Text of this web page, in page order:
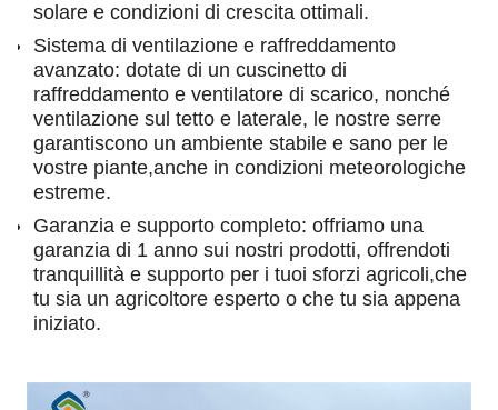
solare e condizioni di crescita ottimali.
Sistema di ventilazione e raffreddamento
avanzato: dotate di un cuscinetto di
raffreddamento e ventilatore di scarico, nonché
ventilazione sul tetto e laterale, le nostre serre
garantiscono un ambiente stabile e sano per le
vostre piante,anche in condizioni meteorologiche
estreme.
Garanzia e supporto completo: offriamo una
garanzia di 1 anno sui nostri prodotti, offrendoti
tranquillità e supporto per i tuoi sforzi agricoli,che
tu sia un agricoltore esperto o che tu sia appena
iniziato.